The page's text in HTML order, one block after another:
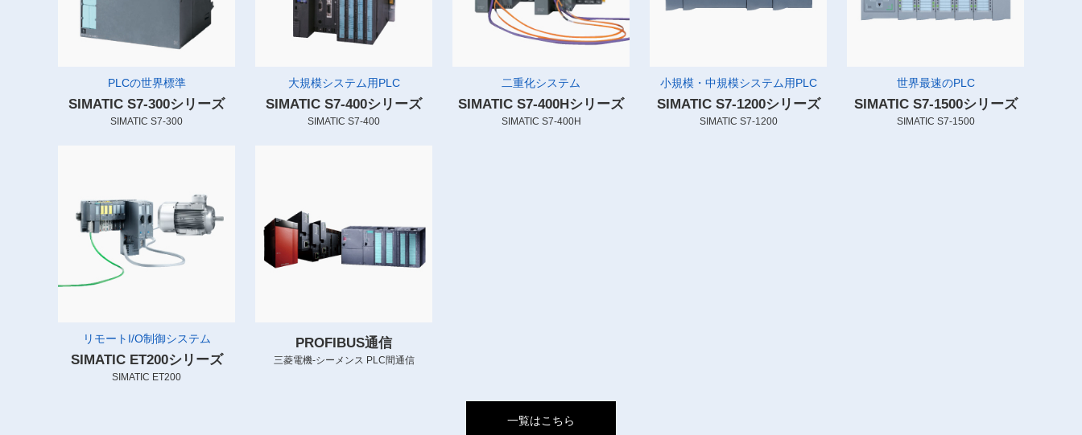
PLCの世界標準
SIMATIC S7-300シリーズ
SIMATIC S7-300
大規模システム用PLC
SIMATIC S7-400シリーズ
SIMATIC S7-400
二重化システム
SIMATIC S7-400Hシリーズ
SIMATIC S7-400H
小規模・中規模システム用PLC
SIMATIC S7-1200シリーズ
SIMATIC S7-1200
世界最速のPLC
SIMATIC S7-1500シリーズ
SIMATIC S7-1500
リモートI/O制御システム
SIMATIC ET200シリーズ
SIMATIC ET200
PROFIBUS通信
三菱電機-シーメンス PLC間通信
一覧はこちら